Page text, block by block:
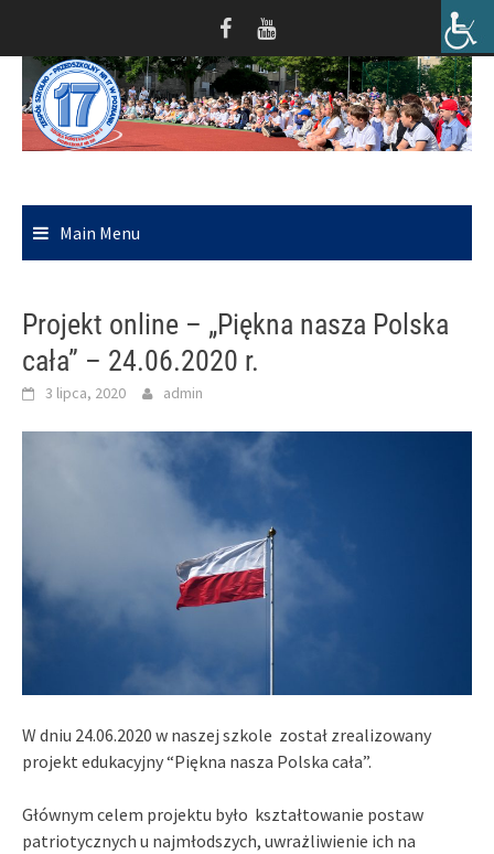
content
Main Menu
Projekt online – „Piękna nasza Polska
cała” – 24.06.2020 r.
3 lipca, 2020 admin
W dniu 24.06.2020 w naszej szkole został zrealizowany
projekt edukacyjny “Piękna nasza Polska cała”.
Głównym celem projektu było kształtowanie postaw
patriotycznych u najmłodszych, uwrażliwienie ich na